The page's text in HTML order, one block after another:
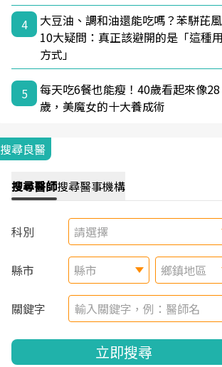
4
大豆油、調和油還能吃嗎？苯駢芘
10大疑問：真正該避開的是「這種
方式」
5
每天吃6餐也能瘦！40歲看起來像28
歲，美魔女的十大養成術
搜尋良醫
搜尋醫師搜尋醫事機構
科別 請選擇
縣市 縣市 鄉鎮地區
關鍵字
立即搜尋